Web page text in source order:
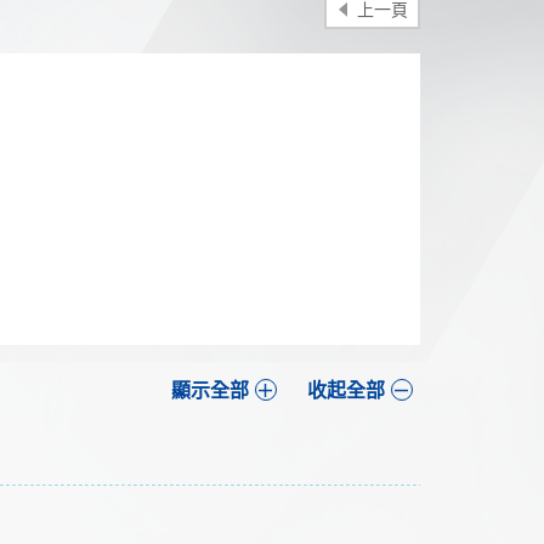
上一頁
顯示全部 收起全部